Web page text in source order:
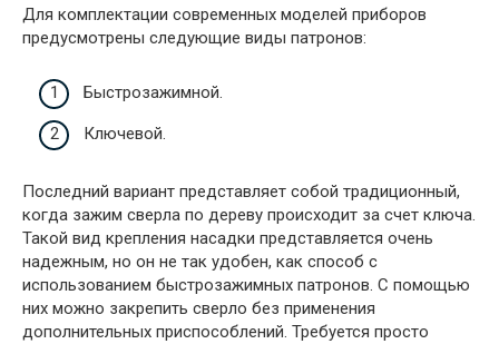
Для комплектации современных моделей приборов
предусмотрены следующие виды патронов:
Быстрозажимной.
Ключевой.
Последний вариант представляет собой традиционный,
когда зажим сверла по дереву происходит за счет ключа.
Такой вид крепления насадки представляется очень
надежным, но он не так удобен, как способ с
использованием быстрозажимных патронов. С помощью
них можно закрепить сверло без применения
дополнительных приспособлений. Требуется просто